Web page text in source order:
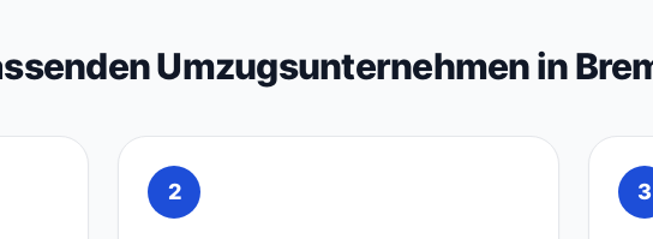
Umzugsunternehmen in
2 3